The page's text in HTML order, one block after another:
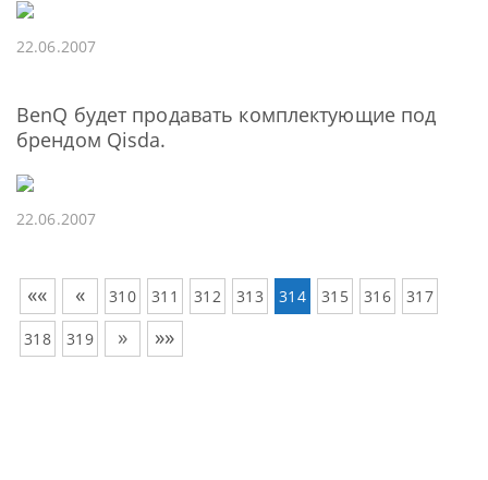
22.06.2007
BenQ будет продавать комплектующие под
брендом Qisda.
22.06.2007
«« « 310 311 312 313 314 315 316 317
318 319 » »»